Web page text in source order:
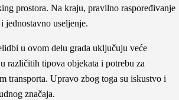
prostora. Na kraju, pravilno raspoređivanje
jednostavno useljenje.
u ovom delu grada uključuju veće
različitih tipova objekata i potrebu za
transporta. Upravo zbog toga su iskustvo i
značaja.